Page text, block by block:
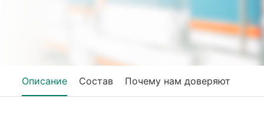
Описание Состав Почему нам доверяют